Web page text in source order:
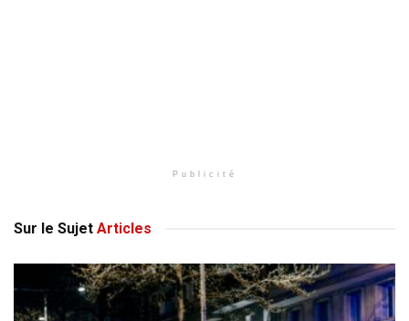
Publicité
Sur le Sujet Articles